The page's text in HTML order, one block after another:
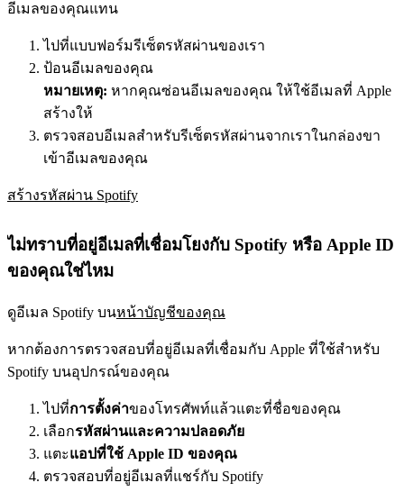
อีเมลของคุณแทน
ไปที่แบบฟอร์มรีเซ็ตรหัสผ่านของเรา
ป้อนอีเมลของคุณ
หมายเหตุ: หากคุณซ่อนอีเมลของคุณ ให้ใช้อีเมลที่ Apple
สร้างให้
ตรวจสอบอีเมลสำหรับรีเซ็ตรหัสผ่านจากเราในกล่องขา
เข้าอีเมลของคุณ
สร้างรหัสผ่าน Spotify
ไม่ทราบที่อยู่อีเมลที่เชื่อมโยงกับ Spotify หรือ Apple ID
ของคุณใช่ไหม
ดูอีเมล Spotify บนหน้าบัญชีของคุณ
หากต้องการตรวจสอบที่อยู่อีเมลที่เชื่อมกับ Apple ที่ใช้สำหรับ
Spotify บนอุปกรณ์ของคุณ
ไปที่การตั้งค่าของโทรศัพท์แล้วแตะที่ชื่อของคุณ
เลือกรหัสผ่านและความปลอดภัย
แตะแอปที่ใช้ Apple ID ของคุณ
ตรวจสอบที่อยู่อีเมลที่แชร์กับ Spotify